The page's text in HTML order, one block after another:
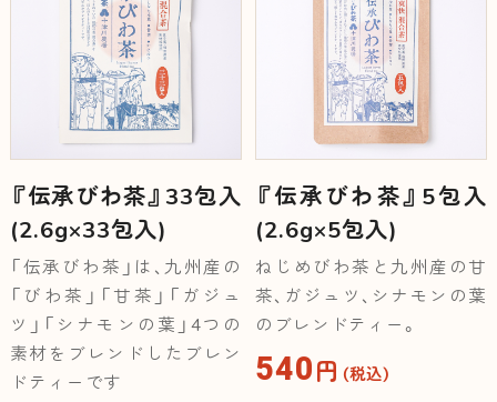
『伝承びわ茶』33包入
(2.6g×33包入)
「伝承びわ茶」は、九州産の
「びわ茶」「甘茶」「ガジュ
ツ」「シナモンの葉」4つの
素材をブレンドしたブレン
ドティーです
『伝承びわ茶』5包入
(2.6g×5包入)
ねじめびわ茶と九州産の甘
茶、ガジュツ、シナモンの葉
のブレンドティー。
540円 （税込）